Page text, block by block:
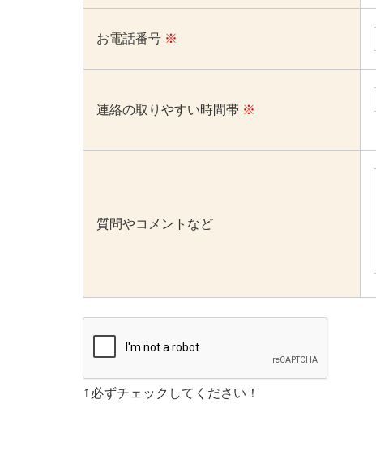
お電話番号 ※
連絡の取りやすい時間帯 ※
質問やコメントなど
↑ 必ずチェックしてください！